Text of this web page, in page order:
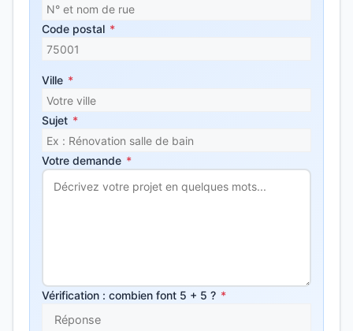
Code postal *
Ville *
Sujet *
Votre demande *
Vérification : combien font 5 + 5 ? *